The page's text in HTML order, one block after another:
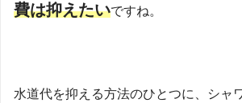
費は抑えたいですね。
水道代を抑える方法のひとつに、シャ